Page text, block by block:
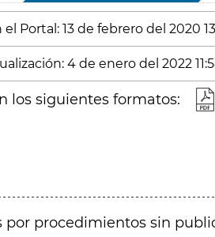
Portal: 13 de febrero del 2020
4 de enero del 2022
los siguientes formatos:
por procedimientos sin